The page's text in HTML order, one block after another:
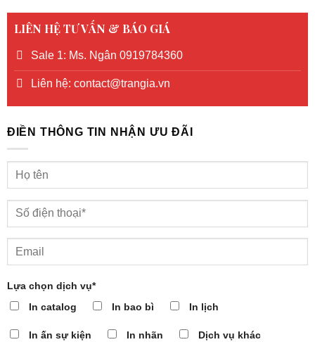
LIÊN HỆ TƯ VẤN & BÁO GIÁ
Sale 1: Ms. Ngân 0919784360
Liên hệ: contact@trangia.vn
ĐIỀN THÔNG TIN NHẬN ƯU ĐÃI
Lựa chọn dịch vụ*
In catalog
In bao bì In lịch
In ấn sự kiện In nhãn Dịch vụ khác